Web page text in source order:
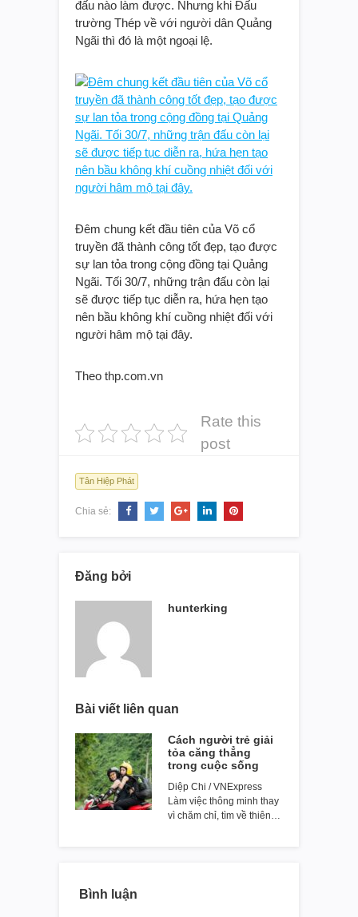
đấu nào làm được. Nhưng khi Đấu
trường Thép về với người dân Quảng
Ngãi thì đó là một ngoại lệ.
Đêm chung kết đầu tiên của Võ cổ
truyền đã thành công tốt đẹp, tạo được
sự lan tỏa trong cộng đồng tại Quảng
Ngãi. Tối 30/7, những trận đấu còn lại
sẽ được tiếp tục diễn ra, hứa hẹn tạo
nên bầu không khí cuồng nhiệt đối với
người hâm mộ tại đây.
Theo thp.com.vn
Rate this
post
Tân Hiệp Phát
Chia sẻ:
Đăng bởi
hunterking
Bài viết liên quan
Cách người trẻ giải
tỏa căng thẳng
trong cuộc sống
Diệp Chi / VNExpress
Làm việc thông minh thay
vì chăm chỉ, tìm về thiên…
Bình luận